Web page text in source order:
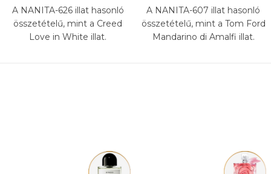
A NANITA-626 illat hasonló
összetételű, mint a Creed
Love in White illat.
A NANITA-607 illat hasonló
összetételű, mint a Tom Ford
Mandarino di Amalfi illat.